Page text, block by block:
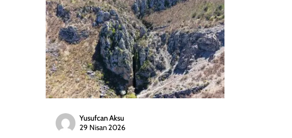
Yusufcan Aksu
29 Nisan 2026